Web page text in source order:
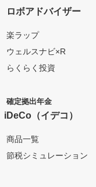
ロボアドバイザー
楽ラップ
ウェルスナビ×R
らくらく投資
確定拠出年金
iDeCo（イデコ）
商品一覧
節税シミュレーション